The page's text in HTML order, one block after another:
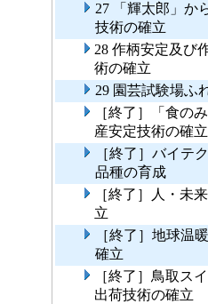
27 「輝太郎」か
技術の確立
28 作柄安定及び
術の確立
29 園芸試験場ふ
［終了］「食の
産安定技術の確立
［終了］バイテ
品種の育成
［終了］人・未
立
［終了］地球温
確立
［終了］鳥取ス
出荷技術の確立